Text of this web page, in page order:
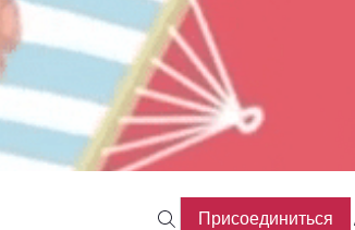
Присоединиться